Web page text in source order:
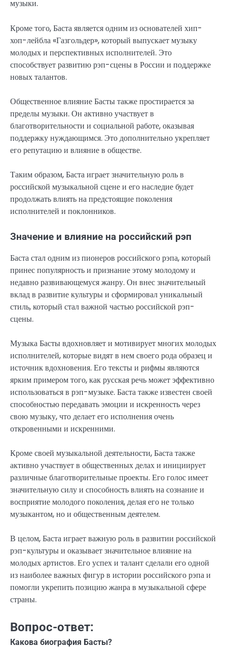
музыки.
Кроме того, Баста является одним из основателей хип-
хоп-лейбла «Газгольдер», который выпускает музыку
молодых и перспективных исполнителей. Это
способствует развитию рэп-сцены в России и поддержке
новых талантов.
Общественное влияние Басты также простирается за
пределы музыки. Он активно участвует в
благотворительности и социальной работе, оказывая
поддержку нуждающимся. Это дополнительно укрепляет
его репутацию и влияние в обществе.
Таким образом, Баста играет значительную роль в
российской музыкальной сцене и его наследие будет
продолжать влиять на предстоящие поколения
исполнителей и поклонников.
Значение и влияние на российский рэп
Баста стал одним из пионеров российского рэпа, который
принес популярность и признание этому молодому и
недавно развивающемуся жанру. Он внес значительный
вклад в развитие культуры и сформировал уникальный
стиль, который стал важной частью российской рэп-
сцены.
Музыка Басты вдохновляет и мотивирует многих молодых
исполнителей, которые видят в нем своего рода образец и
источник вдохновения. Его тексты и рифмы являются
ярким примером того, как русская речь может эффективно
использоваться в рэп-музыке. Баста также известен своей
способностью передавать эмоции и искренность через
свою музыку, что делает его исполнения очень
откровенными и искренними.
Кроме своей музыкальной деятельности, Баста также
активно участвует в общественных делах и инициирует
различные благотворительные проекты. Его голос имеет
значительную силу и способность влиять на сознание и
восприятие молодого поколения, делая его не только
музыкантом, но и общественным деятелем.
В целом, Баста играет важную роль в развитии российской
рэп-культуры и оказывает значительное влияние на
молодых артистов. Его успех и талант сделали его одной
из наиболее важных фигур в истории российского рэпа и
помогли укрепить позицию жанра в музыкальной сфере
страны.
Вопрос-ответ:
Какова биография Басты?